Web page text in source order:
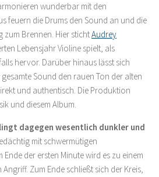
wunderbar mit den
feuern die Drums den Sound an und die
zum Brennen. Hier stichtAudrey
Lebensjahr Violine spielt, als
hervor. Darüber hinaus lässt sich
Sound den rauen Ton der alten
und authentisch. Die Produktion
und diesem Album.
dagegen wesentlich dunkler und
mit schwermütigen
der ersten Minute wird es zu einem
Zum Ende schließt sich der Kreis,